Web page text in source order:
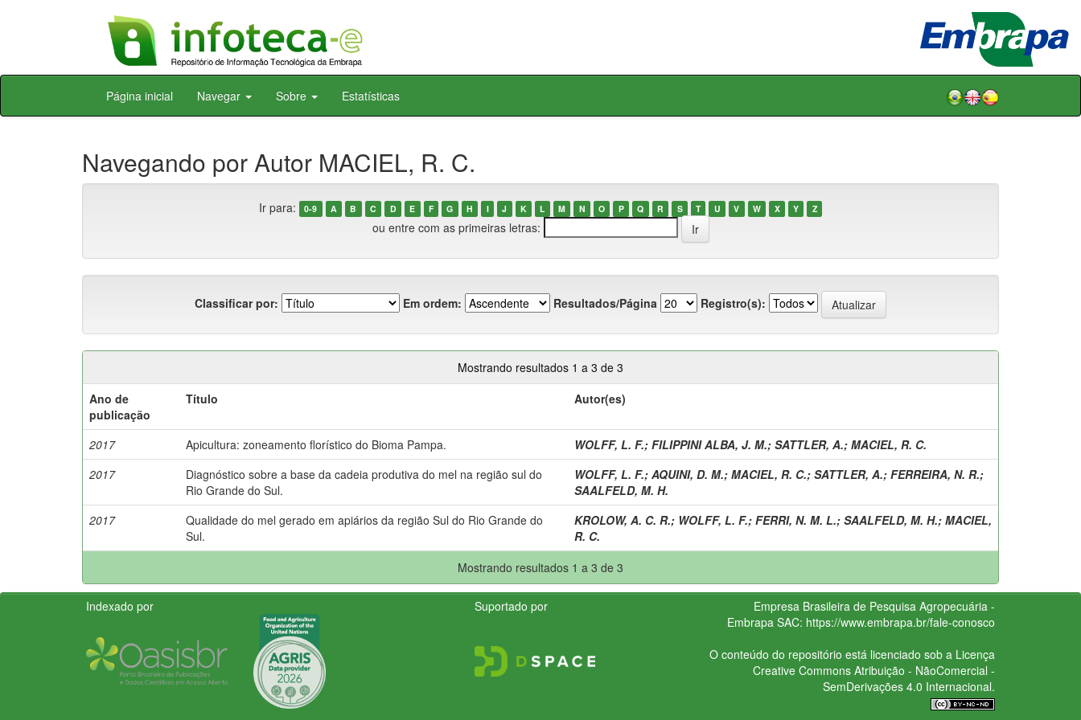
Skip
Página inicial Navegar Sobre Estatísticas
Navegando por Autor MACIEL, R. C.
Ir para: 0-9 A B C D E F G H I J K L M N O P Q R S T U V W X Y Z
ou entre com as primeiras letras:
Classificar por: Em ordem: Resultados/Página Registro(s):
Mostrando resultados 1 a 3 de 3
Ano de
publicação
Título Autor(es)
2017 Apicultura: zoneamento florístico do Bioma Pampa. WOLFF, L. F.; FILIPPINI ALBA, J. M.; SATTLER, A.; MACIEL, R. C.
2017
Diagnóstico sobre a base da cadeia produtiva do mel na região sul do
Rio Grande do Sul.
WOLFF, L. F.; AQUINI, D. M.; MACIEL, R. C.; SATTLER, A.; FERREIRA, N. R.;
SAALFELD, M. H.
2017
Qualidade do mel gerado em apiários da região Sul do Rio Grande do
Sul.
KROLOW, A. C. R.; WOLFF, L. F.; FERRI, N. M. L.; SAALFELD, M. H.; MACIEL,
R. C.
Mostrando resultados 1 a 3 de 3
Indexado por Suportado por
Empresa Brasileira de Pesquisa Agropecuária -
Embrapa SAC: https://www.embrapa.br/fale-conosco
O conteúdo do repositório está licenciado sob a Licença
Creative CommonsAtribuição - NãoComercial -
SemDerivações 4.0 Internacional.